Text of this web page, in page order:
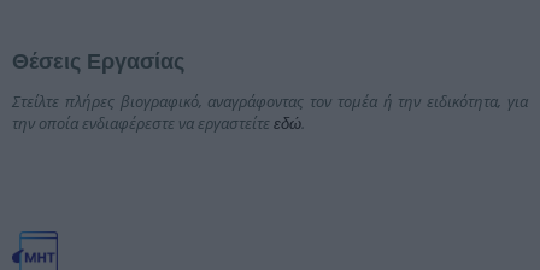
Θέσεις Εργασίας
Στείλτε πλήρες βιογραφικό, αναγράφοντας τον τομέα ή την ειδικότητα, για
την οποία ενδιαφέρεστε να εργαστείτε εδώ